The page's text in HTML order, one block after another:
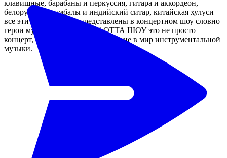
клавишные, барабаны и перкуссия, гитара и аккордеон,
белорусские цимбалы и индийский ситар, китайская хулуси –
все эти инструменты представлены в концертном шоу словно
герои музыкального театра! ОТТА ШОУ это не просто
концерт, это настоящее путешествие в мир инструментальной
музыки.